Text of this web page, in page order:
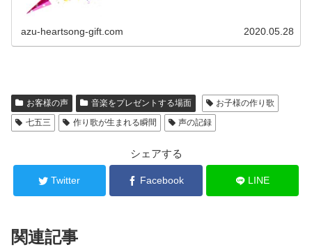
azu-heartsong-gift.com 2020.05.28
お客様の声 音楽をプレゼントする場面
お子様の作り歌
七五三
作り歌が生まれる瞬間 声の記録
シェアする
Twitter Facebook LINE
関連記事